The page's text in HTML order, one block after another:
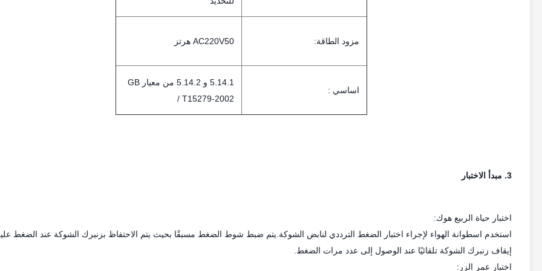
مزود الطاقة: AC220V50 هرتز
اساسي :
5.14.1 و 5.14.2 من معيار GB
/ T15279-2002
3. مبدأ الاختبار
اختبار حياة الربيع هوك:
استخدم اسطوانة الهواء لإجراء اختبار الضغط الترددي لنابض الشوكة.يتم ضبط شوط الضغط مسبقًا بحيث يتم الاحتفاظ بزنبرك الشوكة عند الضغط
إيقاف زنبرك الشوكة تلقائيًا عند الوصول إلى عدد مرات الضغط.
اختبار عمر الزر: